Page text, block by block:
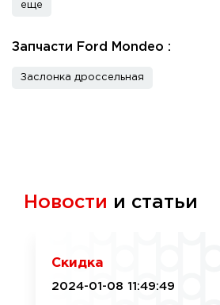
еще
Запчасти Ford Mondeo :
Заслонка дроссельная
Новости и статьи
Скидка
2024-01-08 11:49:49